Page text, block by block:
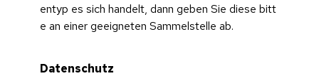
entyp es sich handelt, dann geben Sie diese bitt
e an einer geeigneten Sammelstelle ab.
Datenschutz